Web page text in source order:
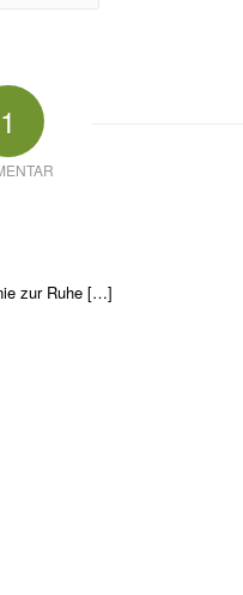
1
zur Ruhe […]